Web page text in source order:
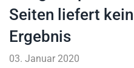
Seiten liefert
Ergebnis
03. Januar 2020